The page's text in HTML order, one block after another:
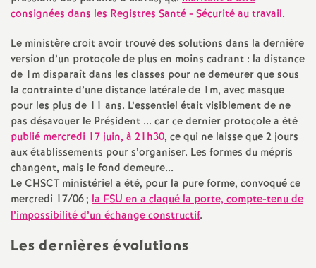
e
m
e
n
t
s
consignées dans les Registres Santé - Sécurité au travail.
Le ministère croit avoir trouvé des solutions dans la dernière
version d’un protocole de plus en moins cadrant : la distance
de 1m disparaît dans les classes pour ne demeurer que sous
la contrainte d’une distance latérale de 1m, avec masque
pour les plus de 11 ans. L’essentiel était visiblement de ne
pas désavouer le Président ... car ce dernier protocole a été
publié mercredi 17 juin, à 21h30, ce qui ne laisse que 2 jours
aux établissements pour s’organiser. Les formes du mépris
changent, mais le fond demeure...
Le CHSCT ministériel a été, pour la pure forme, convoqué ce
mercredi 17/06; la FSU en a claqué la porte, compte-tenu de
l’impossibilité d’un échange constructif.
Les dernières évolutions